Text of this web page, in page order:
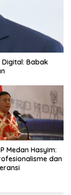
Babak
Medan Hasyim:
dan